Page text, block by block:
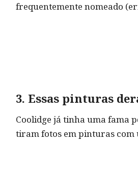
frequentemente nomeado
3. Essas pinturas
Coolidge já tinha uma fama
tiram fotos em pinturas com